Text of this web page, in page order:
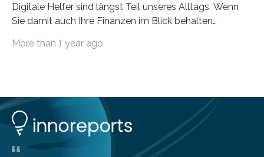
Digitale Helfer sind längst Teil unseres Alltags. Wenn
Sie damit auch Ihre Finanzen im Blick behalten
die genau das ermöglichen: Sie helfen Ihnen, Ausgaben
Lösungen interessieren. 1. Multibanking-Tools: Alle
Konten auf einen Blick Viele Banken bieten bereits in
ihrem Online-Banking eine Multibanking-Funktion an,
mit der sich Konten bei anderen Banken…
More than 1 year ago